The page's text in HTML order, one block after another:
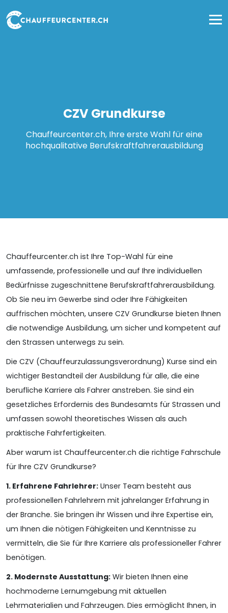
CZV Grundkurse
Chauffeurcenter.ch, Ihre erste Wahl für eine
hochqualitative Berufskraftfahrerausbildung
Chauffeurcenter.ch ist Ihre Top-Wahl für eine
umfassende, professionelle und auf Ihre individuellen
Bedürfnisse zugeschnittene Berufskraftfahrerausbildung.
Ob Sie neu im Gewerbe sind oder Ihre Fähigkeiten
auffrischen möchten, unsere CZV Grundkurse bieten Ihnen
die notwendige Ausbildung, um sicher und kompetent auf
den Strassen unterwegs zu sein.
Die CZV (Chauffeurzulassungsverordnung) Kurse sind ein
wichtiger Bestandteil der Ausbildung für alle, die eine
berufliche Karriere als Fahrer anstreben. Sie sind ein
gesetzliches Erfordernis des Bundesamts für Strassen und
umfassen sowohl theoretisches Wissen als auch
praktische Fahrfertigkeiten.
Aber warum ist Chauffeurcenter.ch die richtige Fahrschule
für Ihre CZV Grundkurse?
1. Erfahrene Fahrlehrer: Unser Team besteht aus
professionellen Fahrlehrern mit jahrelanger Erfahrung in
der Branche. Sie bringen ihr Wissen und ihre Expertise ein,
um Ihnen die nötigen Fähigkeiten und Kenntnisse zu
vermitteln, die Sie für Ihre Karriere als professioneller Fahrer
benötigen.
2. Modernste Ausstattung: Wir bieten Ihnen eine
hochmoderne Lernumgebung mit aktuellen
Lehrmaterialien und Fahrzeugen. Dies ermöglicht Ihnen, in